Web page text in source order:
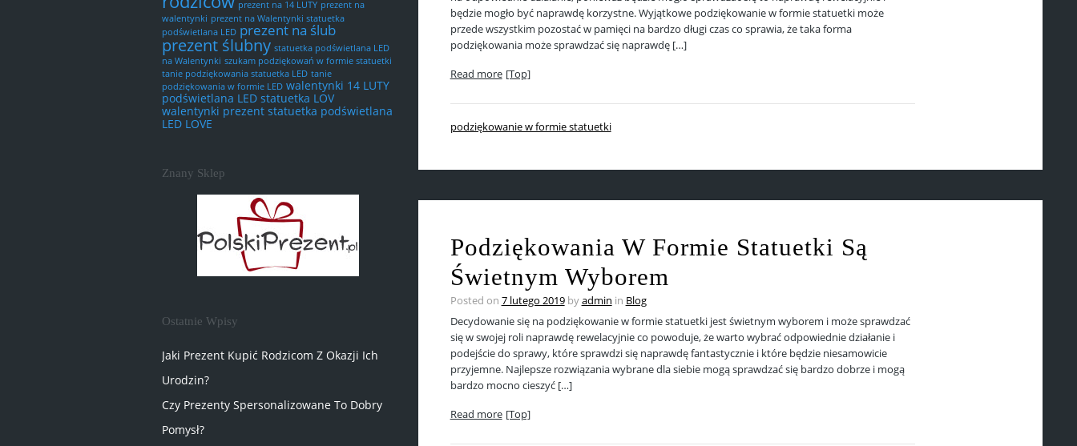
prezent na 14 LUTY prezent na
walentynki prezent na Walentynki statuetka
podświetlana LED prezent na ślub
prezent ślubny statuetka podświetlana LED
na Walentynki szukam podziękowań w formie statuetki
tanie podziękowania statuetka LED tanie
podziękowania w formie LED walentynki 14 LUTY
podświetlana LED statuetka LOV
walentynki prezent statuetka podświetlana
LED LOVE
Znany Sklep
Ostatnie Wpisy
Jaki Prezent Kupić Rodzicom Z Okazji Ich
Urodzin?
Czy Prezenty Spersonalizowane To Dobry
Pomysł?
będzie mogło być naprawdę korzystne. Wyjątkowe podziękowanie w formie statuetki może
przede wszystkim pozostać w pamięci na bardzo długi czas co sprawia, że taka forma
podziękowania może sprawdzać się naprawdę […]
Read more [Top]
podziękowanie w formie statuetki
Podziękowania W Formie Statuetki Są
Świetnym Wyborem
Posted on 7 lutego 2019byadmin in Blog
Decydowanie się na podziękowanie w formie statuetki jest świetnym wyborem i może sprawdzać
się w swojej roli naprawdę rewelacyjnie co powoduje, że warto wybrać odpowiednie działanie i
podejście do sprawy, które sprawdzi się naprawdę fantastycznie i które będzie niesamowicie
przyjemne. Najlepsze rozwiązania wybrane dla siebie mogą sprawdzać się bardzo dobrze i mogą
bardzo mocno cieszyć […]
Read more [Top]